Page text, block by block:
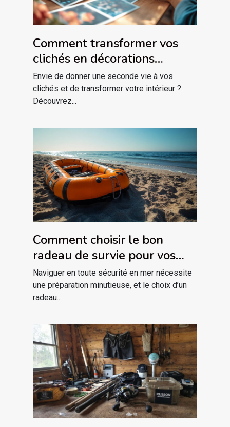
Comment transformer vos
clichés en décorations
magnétiques uniques ?
Envie de donner une seconde vie à vos
clichés et de transformer votre intérieur ?
Découvrez...
Comment choisir le bon
radeau de survie pour vos
besoins maritimes ?
Naviguer en toute sécurité en mer nécessite
une préparation minutieuse, et le choix d’un
radeau...